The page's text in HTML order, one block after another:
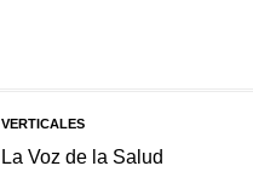
VERTICALES
La Voz de la Salud